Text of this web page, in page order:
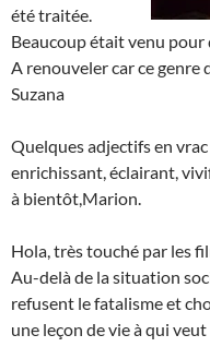
été traitée.
Beaucoup était venu pour
A renouveler car ce genre
Suzana
Quelques adjectifs en
enrichissant, éclairant,
à bientôt,Marion.
Hola, très touché par les
Au-delà de la situation
refusent le fatalisme et
une leçon de vie à qui